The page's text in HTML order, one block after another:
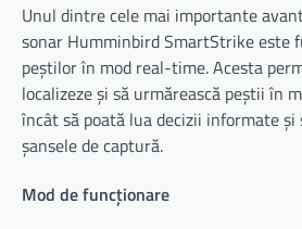
Unul dintre cele mai importante
sonar Humminbird SmartStrike este
peștilor în mod real-time. Acesta
localizeze și să urmărească peștii în
încât să poată lua decizii informate
șansele de captură.
Mod de funcționare